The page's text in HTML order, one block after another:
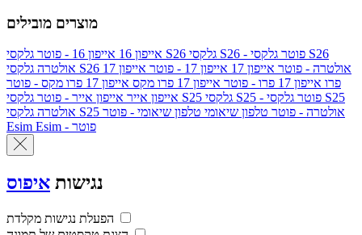
מוצרים מובילים
אייפון 16 אייפון 16 - פוטר גלקסי S26 גלקסי S26 - פוטר גלקסי S26
אולטרה
גלקסי S26 אולטרה - פוטר אייפון 17 אייפון 17 - פוטר
אייפון 17
פרו אייפון 17 פרו - פוטר אייפון 17 פרו מקס
אייפון 17 פרו מקס - פוטר
אייפון אייר אייפון אייר - פוטר גלקסי S25 גלקסי S25 - פוטר גלקסי S25
אולטרה
גלקסי S25 אולטרה - פוטר טלפון שיאומי טלפון שיאומי - פוטר
Esim
Esim - פוטר
נגישות איפוס
הפעלת נגישות מקלדת